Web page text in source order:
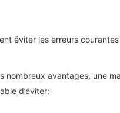
éviter les erreurs
nombreux avantages, une
d’éviter: